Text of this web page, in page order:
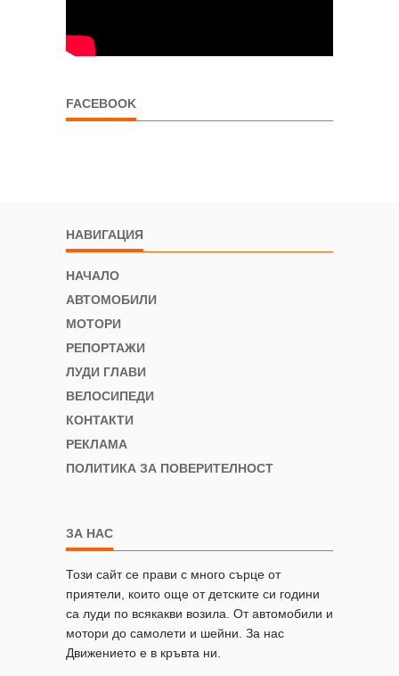
FACEBOOK
НАВИГАЦИЯ
НАЧАЛО
АВТОМОБИЛИ
МОТОРИ
РЕПОРТАЖИ
ЛУДИ ГЛАВИ
ВЕЛОСИПЕДИ
КОНТАКТИ
РЕКЛАМА
ПОЛИТИКА ЗА ПОВЕРИТЕЛНОСТ
ЗА НАС
Този сайт се прави с много сърце от
приятели, които още от детските си години
са луди по всякакви возила. От автомобили и
мотори до самолети и шейни. За нас
Движението е в кръвта ни.